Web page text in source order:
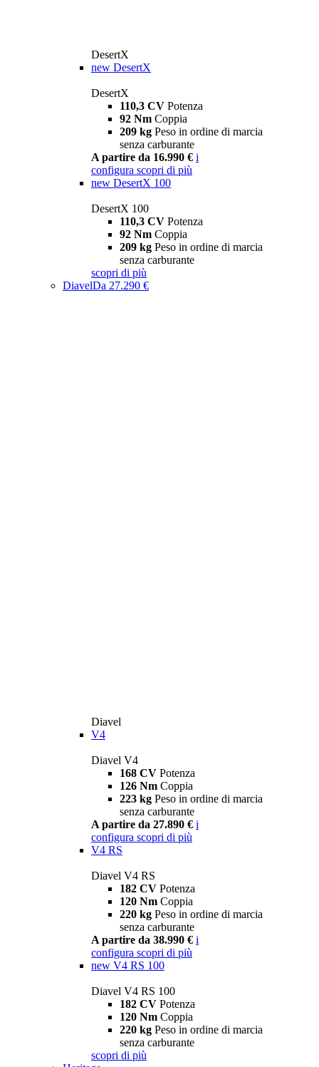
DesertX
new DesertX
DesertX
110,3 CV Potenza
92 Nm Coppia
209 kg Peso in ordine di marcia
senza carburante
A partire da 16.990 € i
configura scopri di più
new DesertX 100
DesertX 100
110,3 CV Potenza
92 Nm Coppia
209 kg Peso in ordine di marcia
senza carburante
scopri di più
DiavelDa 27.290 €
Diavel
V4
Diavel V4
168 CV Potenza
126 Nm Coppia
223 kg Peso in ordine di marcia
senza carburante
A partire da 27.890 € i
configura scopri di più
V4 RS
Diavel V4 RS
182 CV Potenza
120 Nm Coppia
220 kg Peso in ordine di marcia
senza carburante
A partire da 38.990 € i
configura scopri di più
new V4 RS 100
Diavel V4 RS 100
182 CV Potenza
120 Nm Coppia
220 kg Peso in ordine di marcia
senza carburante
scopri di più